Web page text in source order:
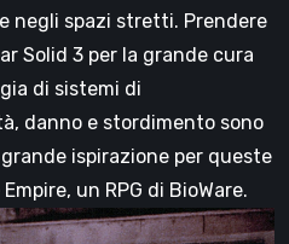
negli spazi stretti. Prendere
Solid 3 per la grande cura
di sistemi di
danno e stordimento sono
ispirazione per queste
un RPG di BioWare.